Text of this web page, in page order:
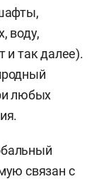
воду,
и так далее).
любых
связан с